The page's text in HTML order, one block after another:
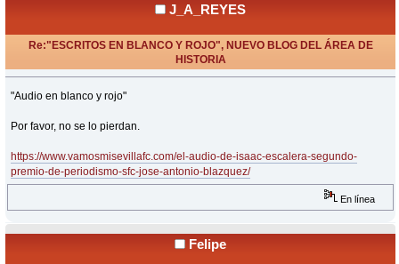
J_A_REYES
Re:"ESCRITOS EN BLANCO Y ROJO", NUEVO BLOG DEL ÁREA DE
HISTORIA
"Audio en blanco y rojo"
Por favor, no se lo pierdan.
https://www.vamosmisevillafc.com/el-audio-de-isaac-escalera-segundo-
premio-de-periodismo-sfc-jose-antonio-blazquez/
En línea
Felipe